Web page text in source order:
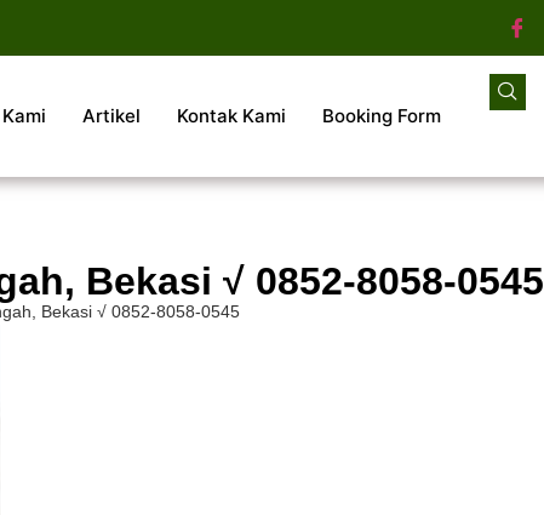
Artikel Kontak Kami Booking Form
Bekasi √ 0852-8058-0545
Bekasi √ 0852-8058-0545